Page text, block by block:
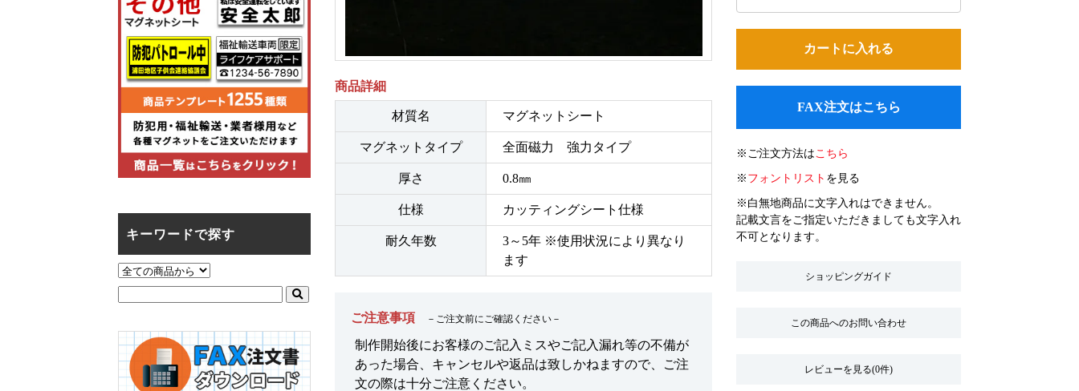
商品詳細
材質名 マグネットシート
マグネットタイプ 全面磁力 強力タイプ
厚さ 0.8㎜
仕様 カッティングシート仕様
耐久年数
3～5年 ※使用状況により異なり
ます
ご注意事項 －ご注文前にご確認ください－
制作開始後にお客様のご記入ミスやご記入漏れ等の不備が
あった場合、キャンセルや返品は致しかねますので、ご注
文の際は十分ご注意ください。
FAX注文はこちら
※ご注文方法は こちら
※ フォントリスト を見る
※白無地商品に文字入れはできません。
記載文言をご指定いただきましても文字入れ
不可となります。
ショッピングガイド
この商品へのお問い合わせ
レビューを見る(0件)
キーワードで探す